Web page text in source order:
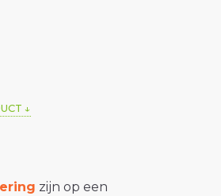
zijn op een